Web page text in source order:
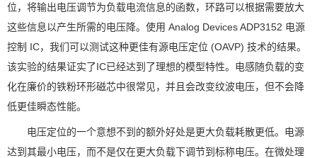
位，将输出电压调节为负载电流信息的函数，环路可以根据需要放大
这些信息以产生所需的电压降。使用 Analog Devices ADP3152 电源
控制 IC，我们可以测试这种更佳有源电压定位 (OAVP) 技术的结果。
该实验的结果证实了IC已经达到了理想的模型特性。电感随负载的变
化在廉价的铁粉环形磁芯中很常见，并且会改变纹波电压，但不会降
低更佳瞬态性能。
电压定位的一个意想不到的额外好处是更大负载耗散更低。电源
达到其最小电压，而不是仅在更大负载下调节到标称电压。在微处理